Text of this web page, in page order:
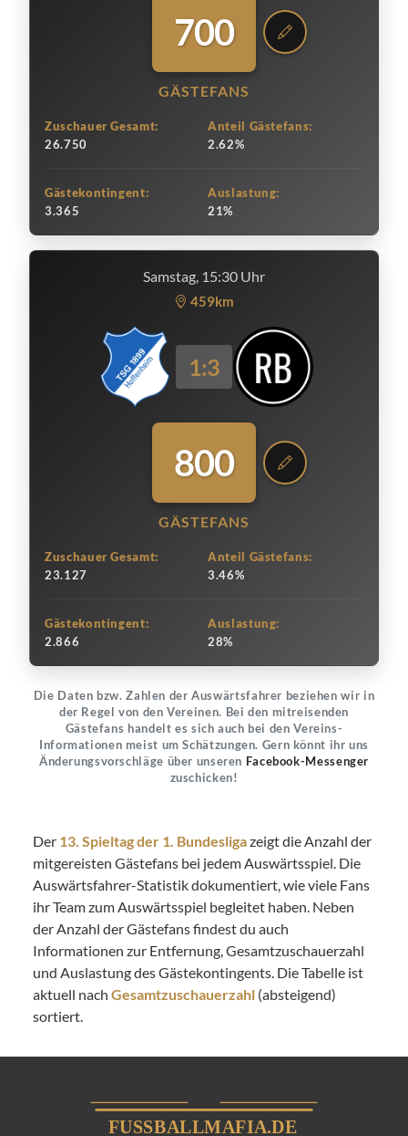
700
GÄSTEFANS
Zuschauer Gesamt:
26.750
Anteil Gästefans:
2.62%
Gästekontingent:
3.365
Auslastung:
21%
Samstag, 15:30 Uhr
459km
1:3
800
GÄSTEFANS
Zuschauer Gesamt:
23.127
Anteil Gästefans:
3.46%
Gästekontingent:
2.866
Auslastung:
28%
Die Daten bzw. Zahlen der Auswärtsfahrer beziehen wir in
der Regel von den Vereinen. Bei den mitreisenden
Gästefans handelt es sich auch bei den Vereins-
Informationen meist um Schätzungen. Gern könnt ihr uns
Änderungsvorschläge über unseren Facebook-Messenger
zuschicken!
Der 13. Spieltag der 1. Bundesligazeigt die Anzahl der
mitgereisten Gästefans bei jedem Auswärtsspiel. Die
Auswärtsfahrer-Statistik dokumentiert, wie viele Fans
ihr Team zum Auswärtsspiel begleitet haben. Neben
der Anzahl der Gästefans findest du auch
Informationen zur Entfernung, Gesamtzuschauerzahl
und Auslastung des Gästekontingents. Die Tabelle ist
aktuell nach Gesamtzuschauerzahl (absteigend)
sortiert.